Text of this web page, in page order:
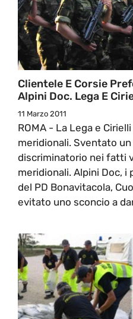
Clientele E Corsie
Alpini Doc. Lega E
11 Marzo 2011
ROMA - La Lega e
meridionali. Sventato
discriminatorio nei fatti
meridionali. Alpini Doc,
del PD Bonavitacola,
evitato uno sconcio a